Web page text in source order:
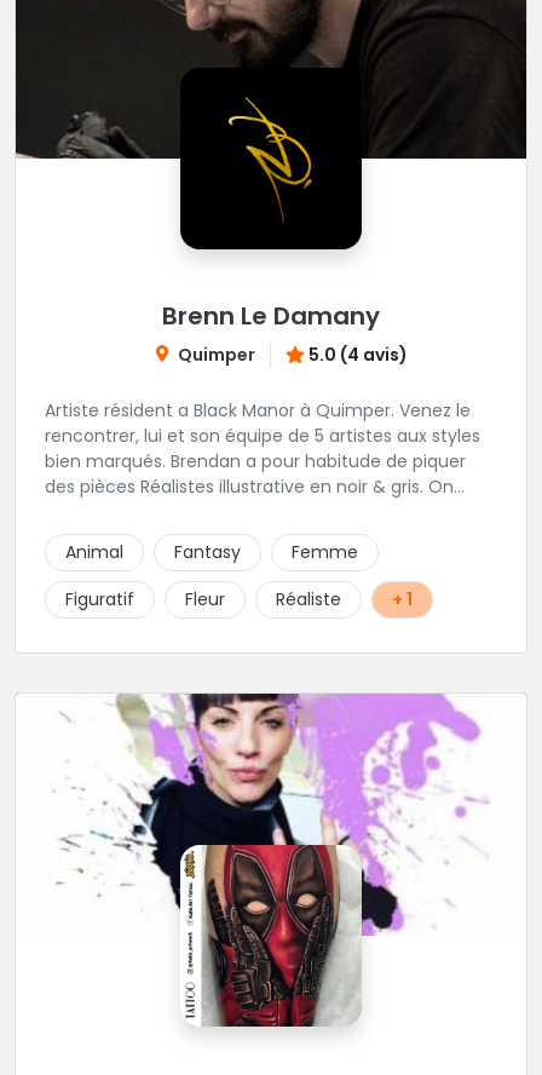
Brenn Le Damany
Quimper 5.0 (4 avis)
Artiste résident a Black Manor à Quimper. Venez le
rencontrer, lui et son équipe de 5 artistes aux styles
bien marqués. Brendan a pour habitude de piquer
des pièces Réalistes illustrative en noir & gris. On
de votre projet avec lui.
Animal Fantasy
Femme
Figuratif
Fleur Réaliste + 1